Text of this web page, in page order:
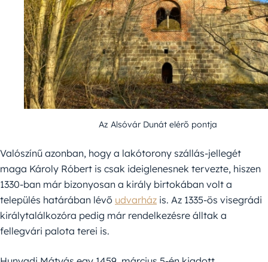
Az Alsóvár Dunát elérő pontja
Valószínű azonban, hogy a lakótorony szállás-jellegét
maga Károly Róbert is csak ideiglenesnek tervezte, hiszen
1330-ban már bizonyosan a király birtokában volt a
település határában lévő udvarház is. Az 1335-ös visegrádi
királytalálkozóra pedig már rendelkezésre álltak a
fellegvári palota terei is.